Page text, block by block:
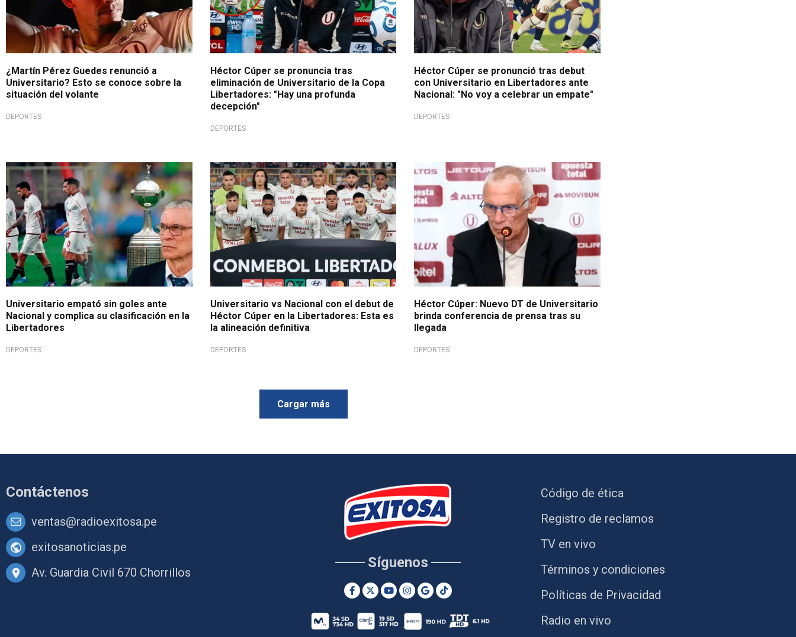
¿Martín Pérez Guedes renunció a
Universitario? Esto se conoce sobre la
situación del volante
DEPORTES
Héctor Cúper se pronuncia tras
eliminación de Universitario de la Copa
Libertadores: "Hay una profunda
decepción"
DEPORTES
Héctor Cúper se pronunció tras debut
con Universitario en Libertadores ante
Nacional: "No voy a celebrar un empate"
DEPORTES
Empate internacional
Universitario empató sin goles ante
Nacional y complica su clasificación en la
Libertadores
DEPORTES
Vuelta internacional
Universitario vs Nacional con el debut de
Héctor Cúper en la Libertadores: Esta es
la alineación definitiva
DEPORTES
Técnico mundialista
Héctor Cúper: Nuevo DT de Universitario
brinda conferencia de prensa tras su
llegada
DEPORTES
Cargar más
Contáctenos
ventas@radioexitosa.pe
exitosanoticias.pe
Av. Guardia Civil 670 Chorrillos
Síguenos
Código de ética
Registro de reclamos
TV en vivo
Términos y condiciones
Políticas de Privacidad
Radio en vivo